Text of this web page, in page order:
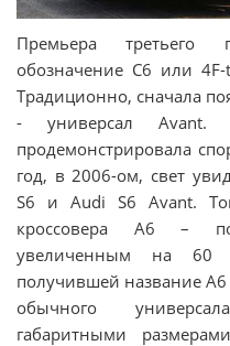
Премьера третьего
обозначение С6 или 4F-
Традиционно, сначала
- универсал Avant.
продемонстрировала
год, в 2006-ом, свет
S6 и Audi S6 Avant.
кроссовера А6 –
увеличенным на 60
получившей название
обычного
габаритными